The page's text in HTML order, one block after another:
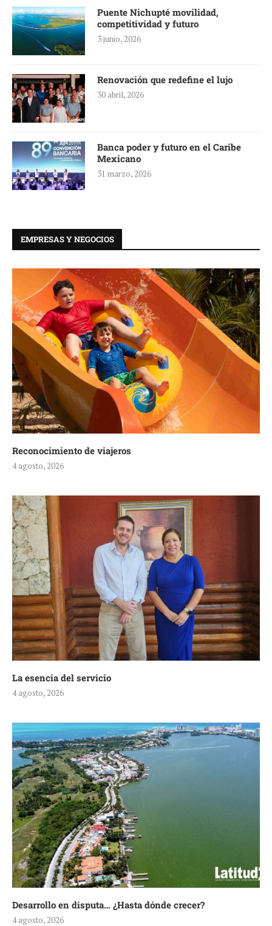
Puente Nichupté movilidad,
competitividad y futuro
3 junio, 2026
Renovación que redefine el lujo
30 abril, 2026
Banca poder y futuro en el Caribe
Mexicano
31 marzo, 2026
EMPRESAS Y NEGOCIOS
Reconocimiento de viajeros
4 agosto, 2026
La esencia del servicio
4 agosto, 2026
Desarrollo en disputa… ¿Hasta dónde crecer?
4 agosto, 2026